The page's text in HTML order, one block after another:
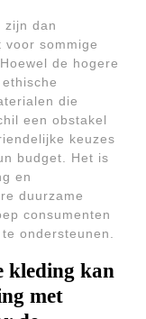
zijn dan
sommige
de hogere
die
een obstakel
keuzes
budget. Het is
en
duurzame
consumenten
ondersteunen.
kleding kan
met